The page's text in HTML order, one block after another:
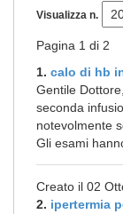
Visualizza n.
Pagina 1 di 2
1. calo di hb
Gentile
seconda
notevolmente
Gli esami
Creato il 02
2. ipertermia